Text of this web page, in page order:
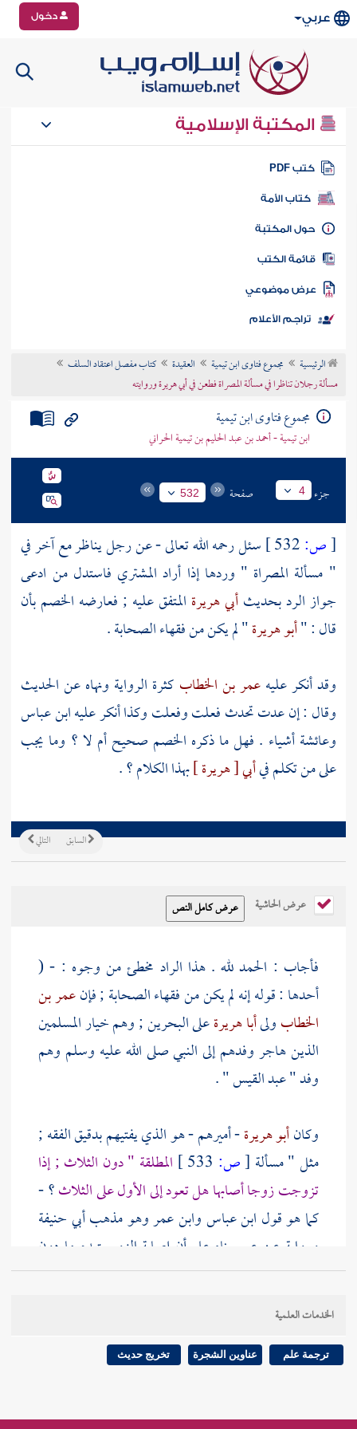
عربي دخول
المكتبة الإسلامية
كتب PDF
كتاب الأمة
المكتبة
الكتب
موضوعي
تراجم الأعلام
الرئيسية مجموع فتاوى ابن تيمية العقيدة
كتاب مفصل اعتقاد السلف
مسألة رجلان تناظرا في مسألة المصراة فطعن في أبي هريرة وروايته
مجموع فتاوى ابن تيمية
ابن تيمية - أحمد بن عبد الحليم بن تيمية الحراني
جزء 4 صفحة 532
[ص:
سئل رحمه الله تعالى - عن رجل يناظر مع آخر في
" مسألة المصراة " وردها إذا أراد المشتري فاستدل من ادعى
جواز الرد بحديثأبي هريرة المتفق عليه ; فعارضه الخصم بأن
قال : "أبو هريرة" لم يكن من فقهاءالصحابة.
وقد أنكر عليهعمر بن الخطاب كثرة الرواية ونهاه عن الحديث
وقال : إن عدت تحدث فعلت وفعلت وكذا أنكر عليهابن عباس
وعائشةأشياء . فهل ما ذكره الخصم صحيح أم لا ؟ وما يجب
على من تكلم فيأبي [ هريرة ]بهذا الكلام ؟ .
التالي السابق
عرض الحاشية
فأجاب : الحمد لله . هذا الراد مخطئ من وجوه : - (
أحدها : قوله إنه لم يكن من فقهاءالصحابة; فإنعمر بن
الخطابولىأبا هريرةعلىالبحرين; وهم خيار المسلمين
الذين هاجر وفدهم إلى النبي صلى الله عليه وسلم وهم
وفد "عبد القيس" .
وكانأبو هريرة- أميرهم - هو الذي يفتيهم بدقيق الفقه ;
مثل " مسألة [ص:
المطلقة " دون الثلاث ; إذا
تزوجت زوجا أصابها هل تعود إلى الأول على الثلاث؟ -
كما هو قول ابن عباسوابن عمروهو مذهبأبي حنيفة
ورواية عن عمر
بناء على أن إصابة الزوج تهدم ما دون
الثلاث كما هدمت الثلاث - أو تعود على ما بقي ؟ كما هو
قول عمر
والشافعي
الزوج الثاني إنما هي غاية التحريم الثابت بالطلاق الثلاث
الإصابة منها شيئا ; فأفتىأبو هريرةبهذا القول .
الخدمات العلمية
ترجمة علم عناوين الشجرة تخريج حديث